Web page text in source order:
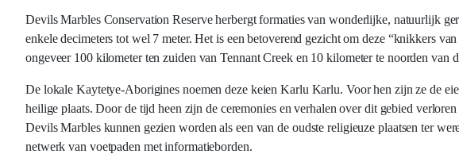
Devils Marbles Conservation Reserve herbergt formaties van wonderlijke, natuurlijk
enkele decimeters tot wel 7 meter. Het is een betoverend gezicht om deze “knikkers
ongeveer 100 kilometer ten zuiden van Tennant Creek en 10 kilometer te noorden van
De lokale Kaytetye-Aborigines noemen deze keien Karlu Karlu. Voor hen zijn ze de
heilige plaats. Door de tijd heen zijn de ceremonies en verhalen over dit gebied
Devils Marbles kunnen gezien worden als een van de oudste religieuze plaatsen ter
netwerk van voetpaden met informatieborden.